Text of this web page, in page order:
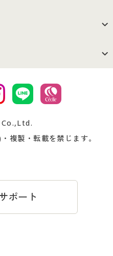
会社案内
サイトマップ
お支払は
忘れの場合
複製・転載を禁じます。
ポート